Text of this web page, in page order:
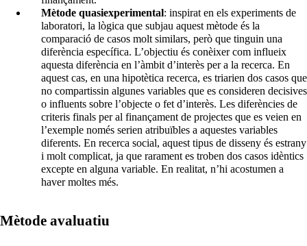
Mètode quasiexperimental: inspirat en els experiments de
laboratori, la lògica que subjau aquest mètode és la
comparació de casos molt similars, però que tinguin una
diferència específica. L’objectiu és conèixer com influeix
aquesta diferència en l’àmbit d’interès per a la recerca. En
aquest cas, en una hipotètica recerca, es triarien dos casos que
no compartissin algunes variables que es consideren decisives
o influents sobre l’objecte o fet d’interès. Les diferències de
criteris finals per al finançament de projectes que es veien en
l’exemple només serien atribuïbles a aquestes variables
diferents. En recerca social, aquest tipus de disseny és estrany
i molt complicat, ja que rarament es troben dos casos idèntics
excepte en alguna variable. En realitat, n’hi acostumen a
haver moltes més.
Mètode avaluatiu